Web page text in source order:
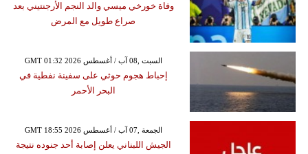
وفاة خورخي ميسي والد النجم الأرجنتيني بعد
صراع طويل مع المرض
GMT 01:32 2026 السبت ,08 آب / أغسطس
إحباط هجوم حوثي على سفينة نفطية في
البحر الأحمر
GMT 18:55 2026 الجمعة ,07 آب / أغسطس
الجيش اللبناني يعلن إصابة أحد جنوده نتيجة